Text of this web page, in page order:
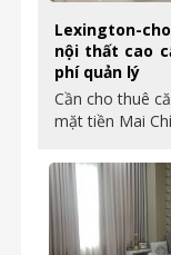
Lexington-
nội thất cao
phí quản lý
Cần cho thuê
mặt tiền Mai